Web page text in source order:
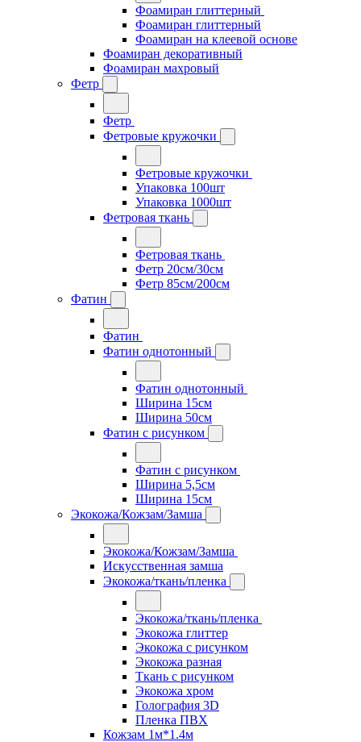
Фоамиран глиттерный
Фоамиран глиттерный
Фоамиран на клеевой основе
Фоамиран декоративный
Фоамиран махровый
Фетр
Фетр
Фетровые кружочки
Фетровые кружочки
Упаковка 100шт
Упаковка 1000шт
Фетровая ткань
Фетровая ткань
Фетр 20см/30см
Фетр 85см/200см
Фатин
Фатин
Фатин однотонный
Фатин однотонный
Ширина 15см
Ширина 50см
Фатин с рисунком
Фатин с рисунком
Ширина 5,5см
Ширина 15см
Экокожа/Кожзам/Замша
Экокожа/Кожзам/Замша
Искусственная замша
Экокожа/ткань/пленка
Экокожа/ткань/пленка
Экокожа глиттер
Экокожа с рисунком
Экокожа разная
Ткань с рисунком
Экокожа хром
Голография 3D
Пленка ПВХ
Кожзам 1м*1.4м